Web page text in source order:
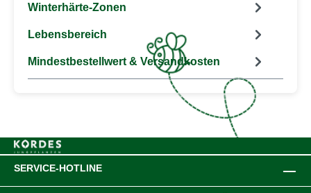
Winterhärte-Zonen
Lebensbereich
Mindestbestellwert & Versandkosten
SERVICE-HOTLINE